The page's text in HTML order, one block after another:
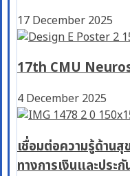
17 December 2025
17th CMU
4 December 2025
เชื่อมต่อความรู้ด้าน
ทางการเงินและประ